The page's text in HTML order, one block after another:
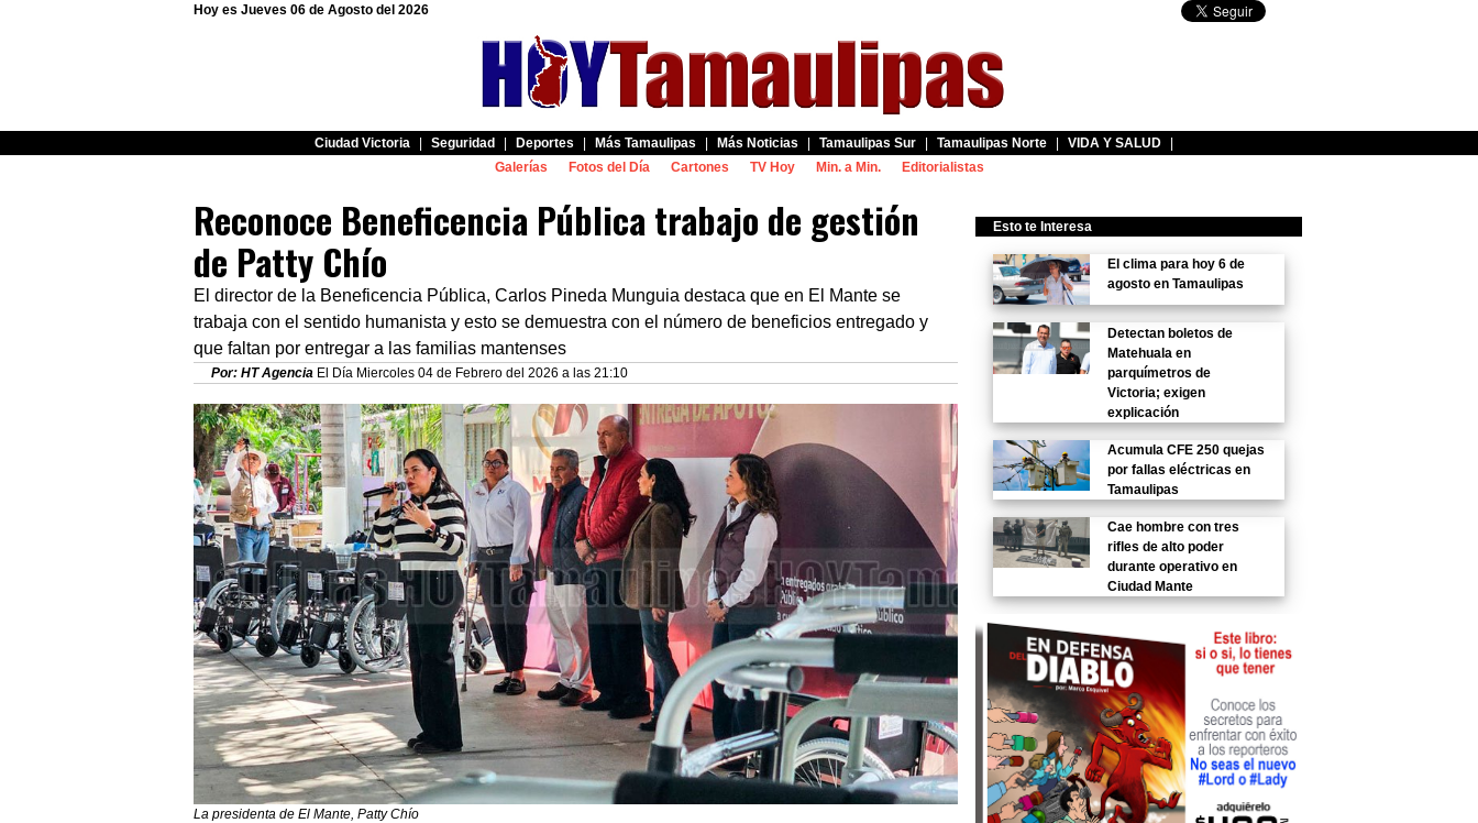
Hoy es Jueves 06 de Agosto del 2026
Ciudad Victoria Seguridad Deportes Más Tamaulipas Más Noticias Tamaulipas Sur Tamaulipas Norte VIDA Y SALUD
Galerías
Fotos del Día Cartones TV Hoy Min. a Min. Editorialistas
Reconoce Beneficencia Pública trabajo de gestión
de Patty Chío
El director de la Beneficencia Pública, Carlos Pineda Munguia destaca que en El Mante se
trabaja con el sentido humanista y esto se demuestra con el número de beneficios entregado y
que faltan por entregar a las familias mantenses
Por: HT Agencia El Día Miercoles 04 de Febrero del 2026 a las 21:10
La presidenta de El Mante, Patty Chío
Esto te Interesa
El clima para hoy 6 de
agosto en Tamaulipas
Detectan boletos de
Matehuala en
parquímetros de
Victoria; exigen
explicación
Acumula CFE 250 quejas
por fallas eléctricas en
Tamaulipas
Cae hombre con tres
rifles de alto poder
durante operativo en
Ciudad Mante